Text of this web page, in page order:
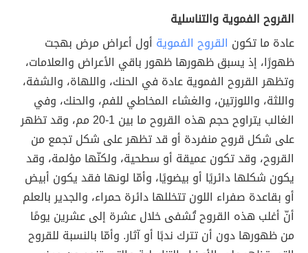
القروح الفموية والتناسلية
عادة ما تكون القروح الفموية أول أعراض مرض بهجت
ظهورًا، إذ يسبق ظهورها ظهور باقي الأعراض والعلامات،
وتظهر القروح الفموية عادة في الحنك، واللهاة، والشفة،
واللثة، واللوزتين، والغشاء المخاطي للفم، والحنك، وفي
الغالب يتراوح حجم هذه القروح ما بين 1-20 مم، وقد تظهر
على شكل قروح منفردة أو قد تظهر على شكل تجمع من
القروح، وقد تكون عميقة أو سطحية، ولكنّها مؤلمة، وقد
يكون شكلها دائريًا أو بيضويًا، وأمّا لونها فقد يكون أبيض
أو بقاعدة صفراء اللون تتخللها دائرة حمراء، والجدير بالعلم
أنّ أغلب هذه القروح تُشفى خلال عشرة إلى عشرين يومًا
من ظهورها دون أن تترك ندبًا أو آثار. وأمّا بالنسبة للقروح